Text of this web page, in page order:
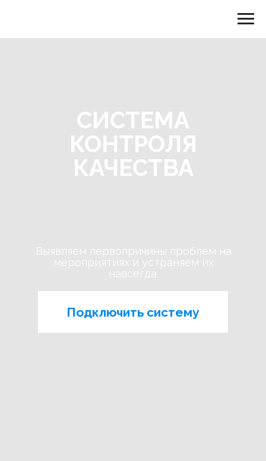
Подключить систему
Выявляем первопричины проблем на
мероприятиях и устраняем их
навсегда.
СИСТЕМА
КОНТРОЛЯ
КАЧЕСТВА